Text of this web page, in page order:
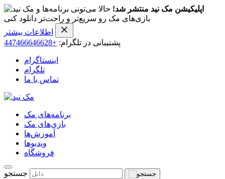
اپلیکیشن مک نید منتشر شد! حالا می‌تونی برنامه‌ها و
بازی‌های مک رو سریع‌تر و راحت‌تر دانلود کنی
اطلاعات بیشتر
پشتیبانی در تلگرام: +447466646628
اینستاگرام
تلگرام
تماس با ما
برنامه‌های مک
بازی‌های مک
آموزش‌ها
ویدیو‌ها
فروشگاه
جستجو